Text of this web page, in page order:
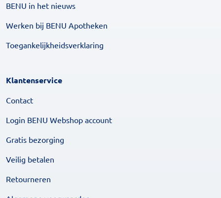
BENU in het nieuws
Werken bij BENU Apotheken
Toegankelijkheidsverklaring
Klantenservice
Contact
Login BENU Webshop account
Gratis bezorging
Veilig betalen
Retourneren